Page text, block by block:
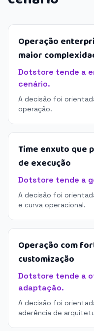
Operação
maior
Dotstore tende a
cenário.
A decisão foi
operação.
Time enxuto que
de execução
Dotstore tende a
A decisão foi
e curva operacional.
Operação com
customização
Dotstore tende a
adaptação.
A decisão foi
aderência de